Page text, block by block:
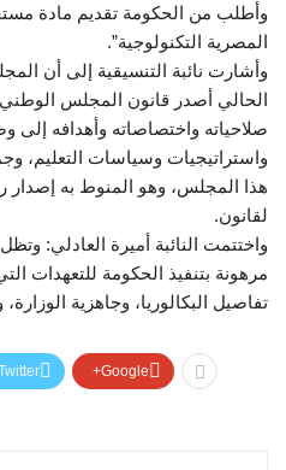
وأطلب من الحكومة تقديم مادة
المصرية التكنولوجية”.
وأشارت نائبة التنسيقية إلى أن
الحالي أصدر قانون المجلس
صلاحياته واختصاصاته وأهدافه إلى
واستراتيجيات وسياسات التعليم،
هذا المجلس، وهو المنوط به إصدار
لقانون.
واختتمت النائبة أميرة العادلي:
مرهونة بتنفيذ الحكومة للتعهدات
تفاصيل البكالوريا، وجاهزية
Google+